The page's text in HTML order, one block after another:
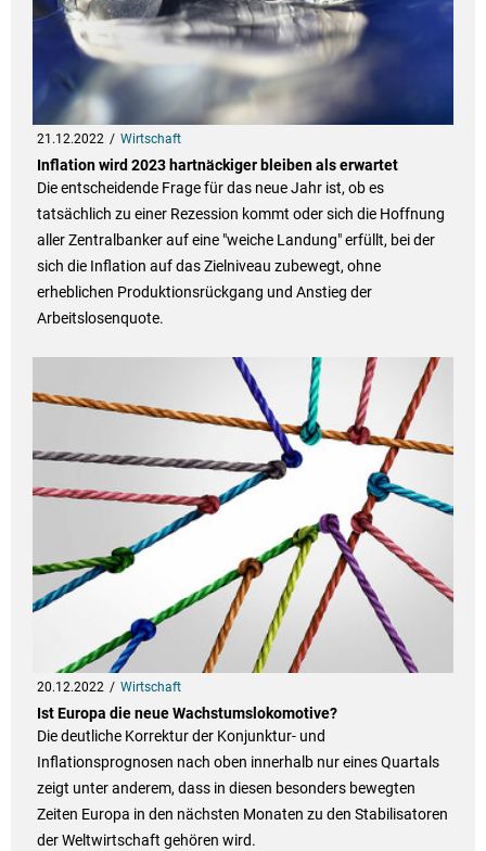
21.12.2022 Wirtschaft
Inflation wird 2023 hartnäckiger bleiben als erwartet
Die entscheidende Frage für das neue Jahr ist, ob es
tatsächlich zu einer Rezession kommt oder sich die Hoffnung
aller Zentralbanker auf eine "weiche Landung" erfüllt, bei der
sich die Inflation auf das Zielniveau zubewegt, ohne
erheblichen Produktionsrückgang und Anstieg der
Arbeitslosenquote.
20.12.2022 Wirtschaft
Ist Europa die neue Wachstumslokomotive?
Die deutliche Korrektur der Konjunktur- und
Inflationsprognosen nach oben innerhalb nur eines Quartals
zeigt unter anderem, dass in diesen besonders bewegten
Zeiten Europa in den nächsten Monaten zu den Stabilisatoren
der Weltwirtschaft gehören wird.